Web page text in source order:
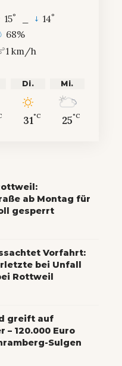
15° 14°
68%
1 km/h
Di.
31°C
Mi.
25°C
ab Montag für
gesperrt
Vorfahrt:
bei Unfall
Rottweil
greift auf
– 120.000 Euro
Sulgen